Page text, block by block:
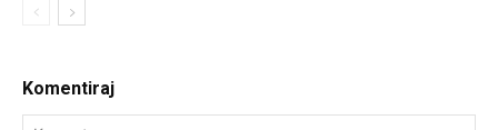
Komentiraj